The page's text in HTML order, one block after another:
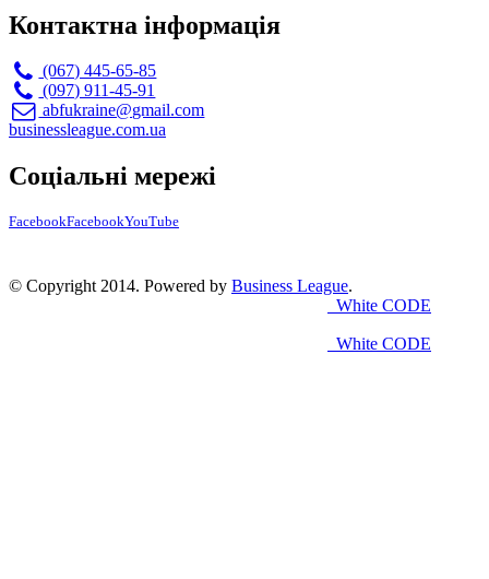
Контактна інформація
(067) 445-65-85
(097) 911-45-91
abfukraine@gmail.com
businessleague.com.ua
Соціальні мережі
FacebookFacebookYouTube
© Copyright 2014. Powered by Business League.
White CODE
White CODE